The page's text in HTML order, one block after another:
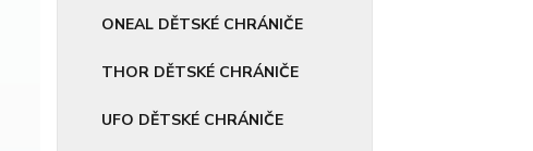
ONEAL DĚTSKÉ CHRÁNIČE
THOR DĚTSKÉ CHRÁNIČE
UFO DĚTSKÉ CHRÁNIČE